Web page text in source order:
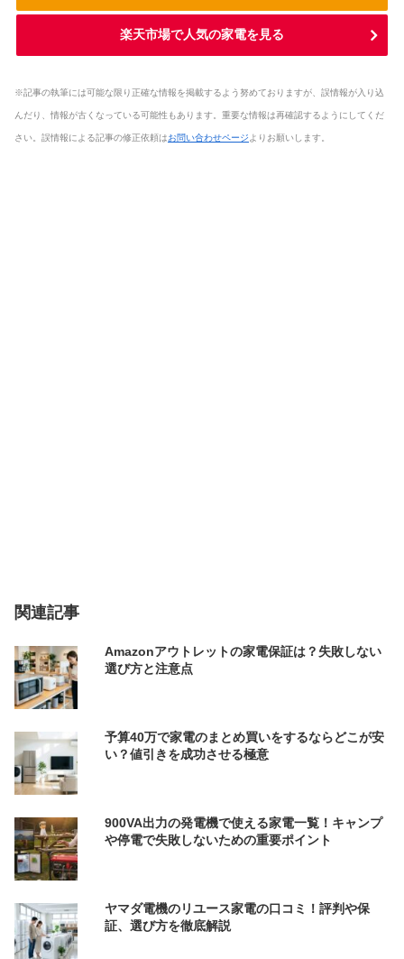
楽天市場で人気の家電を見る
※記事の執筆には可能な限り正確な情報を掲載するよう努めておりますが、誤情報が入り込
んだり、情報が古くなっている可能性もあります。重要な情報は再確認するようにしてくだ
さい。誤情報による記事の修正依頼はお問い合わせページよりお願いします。
関連記事
Amazonアウトレットの家電保証は？失敗しない
選び方と注意点
予算40万で家電のまとめ買いをするならどこが安
い？値引きを成功させる極意
900VA出力の発電機で使える家電一覧！キャンプ
や停電で失敗しないための重要ポイント
ヤマダ電機のリユース家電の口コミ！評判や保
証、選び方を徹底解説